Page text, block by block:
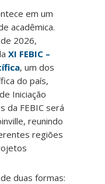
em um
acadêmica.
2026,
XI FEBIC –
, um dos
do país,
Iniciação
da FEBIC será
reunindo
regiões
duas formas: